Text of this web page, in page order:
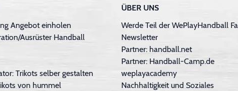
Angebot einholen
Ausrüster Handball
Trikots selber gestalten
von hummel
ÜBER UNS
Werde Teil der WePlayHandball
Newsletter
Partner: handball.net
Partner: Handball-Camp.de
weplayacademy
Nachhaltigkeit und Soziales